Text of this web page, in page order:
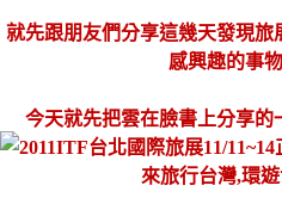
就先跟朋友們分享這幾天發現旅
感興趣的事
今天就先把雲在臉書上分享的